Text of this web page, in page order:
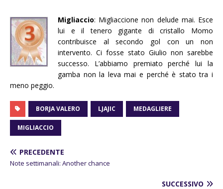
Migliaccio: Migliaccione non delude mai. Esce
lui e il tenero gigante di cristallo Momo
contribuisce al secondo gol con un non
intervento. Ci fosse stato Giulio non sarebbe
successo. L’abbiamo premiato perché lui la
gamba non la leva mai e perché è stato tra i
meno peggio.
BORJA VALERO LJAJIC MEDAGLIERE
MIGLIACCIO
PRECEDENTE
Note settimanali: Another chance
SUCCESSIVO